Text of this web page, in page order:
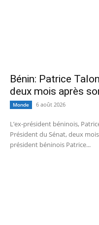
Bénin: Patrice
deux mois après
Monde 6 août 2026
L’ex-président béninois,
Président du Sénat, deux
président béninois Patrice...